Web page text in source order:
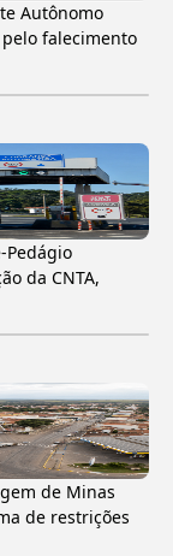
Autônomo
falecimento
Pedágio
da CNTA,
de Minas
de restrições